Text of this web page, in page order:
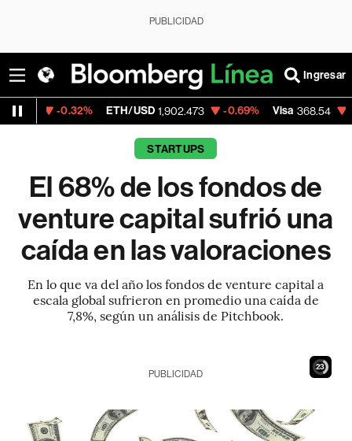
PUBLICIDAD
Ingresar
ETH/USD 1,902.473 -0.69% Visa 368.54 -0.28%
STARTUPS
El 68% de los fondos de
venture capital sufrió una
caída en las valoraciones
En lo que va del año los fondos de venture capital a
escala global sufrieron en promedio una caída de
7,8%, según un análisis de Pitchbook.
22
PUBLICIDAD